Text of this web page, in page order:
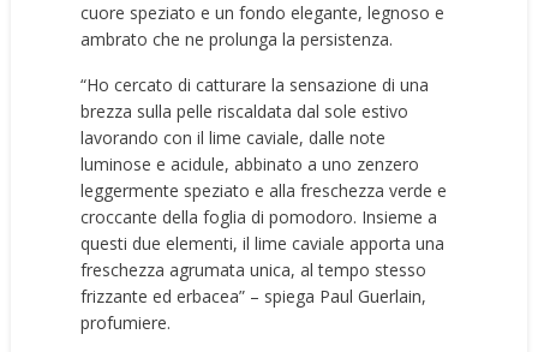
cuore speziato e un fondo elegante, legnoso e
ambrato che ne prolunga la persistenza.
“Ho cercato di catturare la sensazione di una
brezza sulla pelle riscaldata dal sole estivo
lavorando con il lime caviale, dalle note
luminose e acidule, abbinato a uno zenzero
leggermente speziato e alla freschezza verde e
croccante della foglia di pomodoro. Insieme a
questi due elementi, il lime caviale apporta una
freschezza agrumata unica, al tempo stesso
frizzante ed erbacea” – spiega Paul Guerlain,
profumiere.